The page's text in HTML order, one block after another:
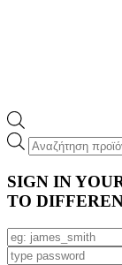
Products
search
SIGN IN
TO